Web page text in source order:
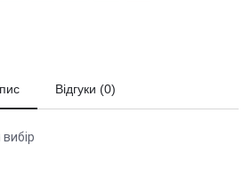
Відгуки (0)